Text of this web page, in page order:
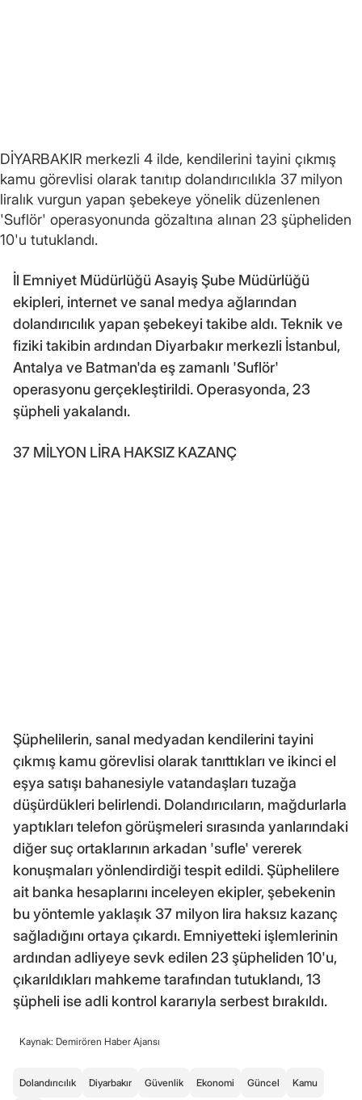
DİYARBAKIR merkezli 4 ilde, kendilerini tayini çıkmış
kamu görevlisi olarak tanıtıp dolandırıcılıkla 37 milyon
liralık vurgun yapan şebekeye yönelik düzenlenen
'Suflör' operasyonunda gözaltına alınan 23 şüpheliden
10'u tutuklandı.
İl Emniyet Müdürlüğü Asayiş Şube Müdürlüğü
ekipleri, internet ve sanal medya ağlarından
dolandırıcılık yapan şebekeyi takibe aldı. Teknik ve
fiziki takibin ardından Diyarbakır merkezli İstanbul,
Antalya ve Batman'da eş zamanlı 'Suflör'
operasyonu gerçekleştirildi. Operasyonda, 23
şüpheli yakalandı.
37 MİLYON LİRA HAKSIZ KAZANÇ
Şüphelilerin, sanal medyadan kendilerini tayini
çıkmış kamu görevlisi olarak tanıttıkları ve ikinci el
eşya satışı bahanesiyle vatandaşları tuzağa
düşürdükleri belirlendi. Dolandırıcıların, mağdurlarla
yaptıkları telefon görüşmeleri sırasında yanlarındaki
diğer suç ortaklarının arkadan 'sufle' vererek
konuşmaları yönlendirdiği tespit edildi. Şüphelilere
ait banka hesaplarını inceleyen ekipler, şebekenin
bu yöntemle yaklaşık 37 milyon lira haksız kazanç
sağladığını ortaya çıkardı. Emniyetteki işlemlerinin
ardından adliyeye sevk edilen 23 şüpheliden 10'u,
çıkarıldıkları mahkeme tarafından tutuklandı, 13
şüpheli ise adli kontrol kararıyla serbest bırakıldı.
Kaynak: Demirören Haber Ajansı
Dolandırıcılık Diyarbakır Güvenlik Ekonomi Güncel Kamu